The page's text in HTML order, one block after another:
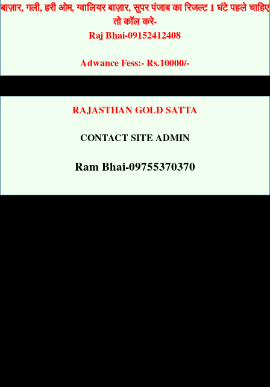
बाज़ार, गली, हरी ओम, ग्वालियर बाज़ार, सुपर पंजाब का रिजल्ट 1 घंटे पहले चाहिए
तो कॉल करे-
Raj Bhai-09152412408
Adwance Fess:- Rs.10000/-
RAJASTHAN GOLD SATTA
CONTACT SITE ADMIN
Ram Bhai-09755370370